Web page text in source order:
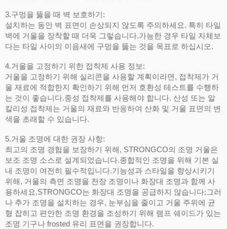
3.구멍을 뚫을 때 벽 보호하기:
설치하는 동안 벽 표면이 손상되지 않도록 주의하세요. 특히 타일
벽에 거울을 장착할 때 더욱 그렇습니다.가능한 경우 타일 자체보
다는 타일 사이의 이음새에 구멍을 뚫는 것을 목표로 하십시오.
4.거울을 고정하기 위한 접착제 사용 정보:
거울을 고정하기 위해 실리콘을 사용할 계획이라면, 접착제가 거
울 재료에 적합한지 확인하기 위해 먼저 호환성 테스트를 수행하
는 것이 좋습니다.중성 접착제를 사용해야 합니다. 산성 또는 알
칼리성 접착제는 거울의 재료와 반응하여 산화 및 거울 표면의 변
색을 초래할 수 있습니다.
5.거울 조명에 대한 권장 사항:
최고의 조명 경험을 보장하기 위해, STRONGCO의 조명 거울은
보조 조명 소스로 설계되었습니다.종합적인 조명을 위해 기본 실
내 조명이 여전히 필수적입니다.기능성과 스타일을 향상시키기
위해, 거울의 측면 조명을 천장 조명이나 화장대 조명과 함께 사
용하세요.STRONGCO는 화장대 조명을 공급하지 않습니다;그러
나 추가 조명을 설치하는 경우, 눈부심을 줄이고 거울 주위에 균
형 잡히고 편안한 조명 환경을 조성하기 위해 램프 쉐이드가 있는
조명 기구나 frosted 유리 표면을 권장합니다.